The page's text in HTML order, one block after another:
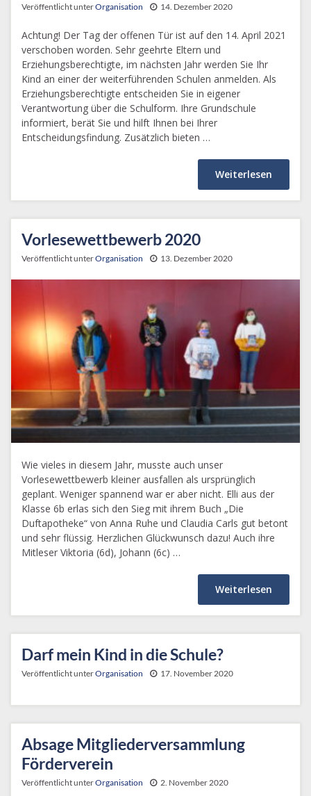
Veröffentlicht unterOrganisation 14. Dezember 2020
Achtung! Der Tag der offenen Tür ist auf den 14. April 2021
verschoben worden. Sehr geehrte Eltern und
Erziehungsberechtigte, im nächsten Jahr werden Sie Ihr
Kind an einer der weiterführenden Schulen anmelden. Als
Erziehungsberechtigte entscheiden Sie in eigener
Verantwortung über die Schulform. Ihre Grundschule
informiert, berät Sie und hilft Ihnen bei Ihrer
Entscheidungsfindung. Zusätzlich bieten …
Weiterlesen
Vorlesewettbewerb 2020
Veröffentlicht unterOrganisation 13. Dezember 2020
Wie vieles in diesem Jahr, musste auch unser
Vorlesewettbewerb kleiner ausfallen als ursprünglich
geplant. Weniger spannend war er aber nicht. Elli aus der
Klasse 6b erlas sich den Sieg mit ihrem Buch „Die
Duftapotheke“ von Anna Ruhe und Claudia Carls gut betont
und sehr flüssig. Herzlichen Glückwunsch dazu! Auch ihre
Mitleser Viktoria (6d), Johann (6c) …
Weiterlesen
Darf mein Kind in die Schule?
Veröffentlicht unterOrganisation 17. November 2020
Absage Mitgliederversammlung
Förderverein
Veröffentlicht unterOrganisation 2. November 2020